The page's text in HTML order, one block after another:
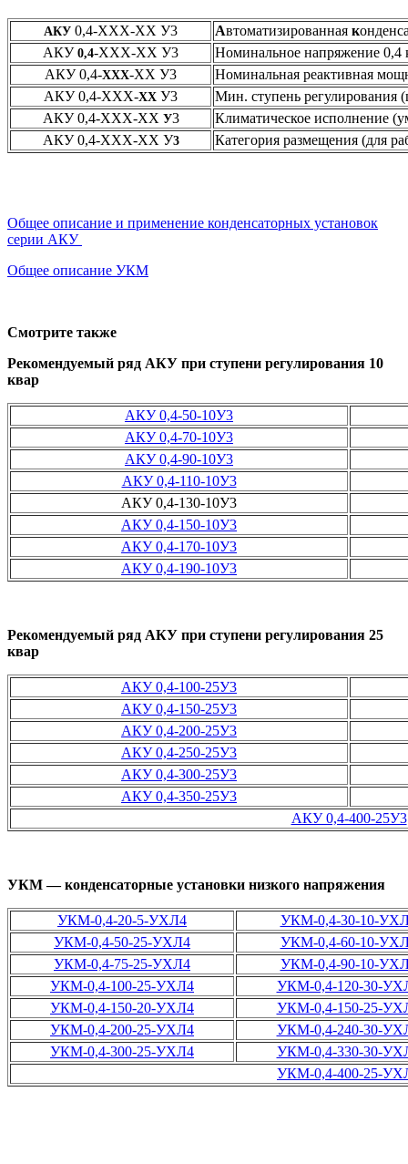
АКУ 0,4-ХХХ-ХХ У3 Автоматизированная к
АКУ 0,4-ХХХ-ХХ У3
Номинальное напряжение 0,4
АКУ 0,4-ХХХ-ХХ У3
Номинальная реактивная
АКУ 0,4-ХХХ-ХХ У3
Мин. ступень регулирования
АКУ 0,4-ХХХ-ХХ У3
Климатическое исполнение
АКУ 0,4-ХХХ-ХХ У3 Категория размещения (для
Общее описание и применение конденсаторных установок
серии АКУ
Общее описание УКМ
Смотрите также
Рекомендуемый ряд АКУ при ступени регулирования 10
квар
АКУ 0,4-50-10У3
АКУ 0,4-70-10У3
АКУ 0,4-90-10У3
АКУ 0,4-110-10У3
АКУ 0,4-130-10У3
АКУ 0,4-150-10У3
АКУ 0,4-170-10У3
АКУ 0,4-190-10У3
Рекомендуемый ряд АКУ при ступени регулирования 25
квар
АКУ 0,4-100-25У3
АКУ 0,4-150-25У3
АКУ 0,4-200-25У3
АКУ 0,4-250-25У3
АКУ 0,4-300-25У3
АКУ 0,4-350-25У3
АКУ 0,4-400-25У3
УКМ — конденсаторные установки низкого напряжения
УКМ-0,4-20-5-УХЛ4
УКМ-0,4-30-10-
УКМ-0,4-50-25-УХЛ4
УКМ-0,4-60-10-
УКМ-0,4-75-25-УХЛ4
УКМ-0,4-90-10-
УКМ-0,4-100-25-УХЛ4
УКМ-0,4-120-30-
УКМ-0,4-150-20-УХЛ4
УКМ-0,4-150-25-
УКМ-0,4-200-25-УХЛ4
УКМ-0,4-240-30-
УКМ-0,4-300-25-УХЛ4
УКМ-0,4-330-30-
УКМ-0,4-400-25-